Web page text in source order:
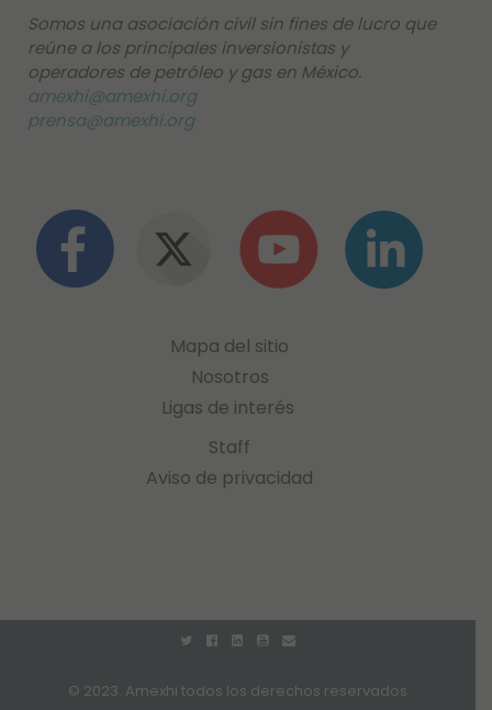
Somos una asociación civil sin fines de lucro que
reúne a los principales inversionistas y
operadores de petróleo y gas en México.
amexhi@amexhi.org
prensa@amexhi.org
Mapa del sitio
Nosotros
Ligas de interés
Staff
Aviso de privacidad
© 2023. Amexhi todos los derechos reservados